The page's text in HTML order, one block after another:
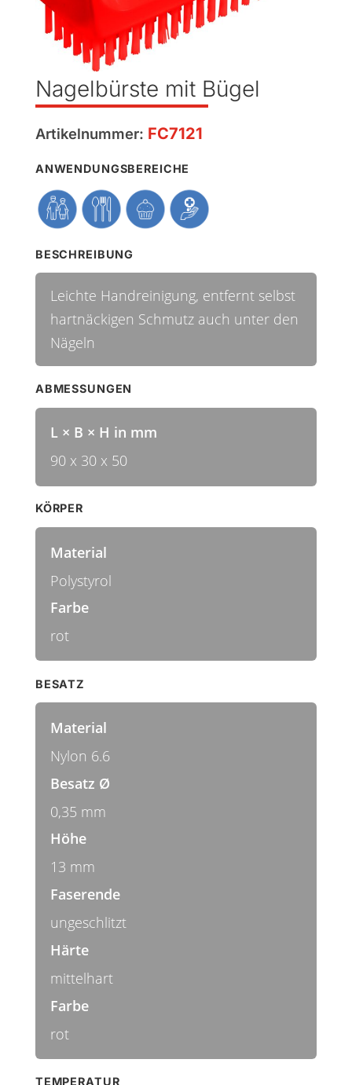
Nagelbürste mit Bügel
Artikelnummer: FC7121
ANWENDUNGSBEREICHE
BESCHREIBUNG
Leichte Handreinigung, entfernt selbst
hartnäckigen Schmutz auch unter den
Nägeln
ABMESSUNGEN
L × B × H in mm
90 x 30 x 50
KÖRPER
Material
Polystyrol
Farbe
rot
BESATZ
Material
Nylon 6.6
Besatz Ø
0,35 mm
Höhe
13 mm
Faserende
ungeschlitzt
Härte
mittelhart
Farbe
rot
TEMPERATUR